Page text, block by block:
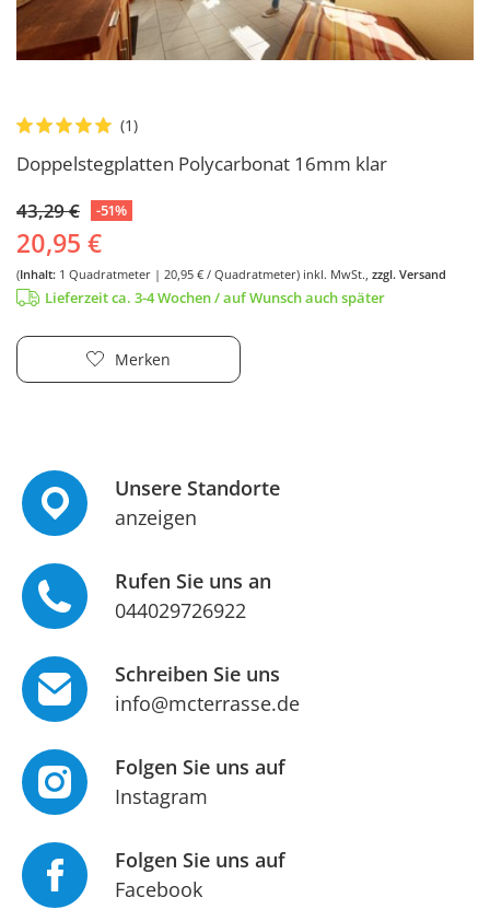
Doppelstegplatten Polycarbonat 16mm klar
43,29 €
-51%
20,95 €
(Inhalt: 1 Quadratmeter | 20,95 € / Quadratmeter) inkl. MwSt., zzgl. Versand
Lieferzeit ca. 3-4 Wochen / auf Wunsch auch später
Merken
Unsere Standorte
anzeigen
Rufen Sie uns an
044029726922
Schreiben Sie uns
info@mcterrasse.de
Folgen Sie uns auf
Instagram
Folgen Sie uns auf
Facebook